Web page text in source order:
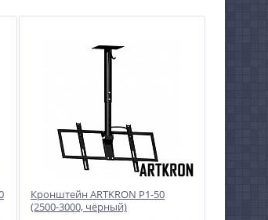
Кронштейн ARTKRON P1-50
(2500-3000, чёрный)